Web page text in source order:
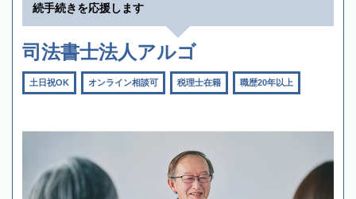
続手続きを応援します
司法書士法人アルゴ
土日祝OK オンライン相談可 税理士在籍 職歴20年以上